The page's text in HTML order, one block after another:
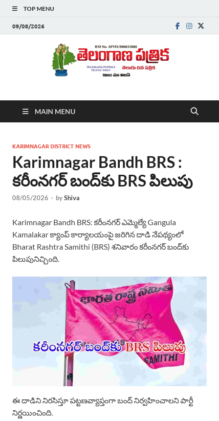
TOP MENU
09/08/2026
Telanganapatrika
,Latest Telangana News, Rajanna Sircilla News, Telangana
Breaking News, Telugu Newspaper Online, Today Telugu News,
తెలుగు వార్తలు , బ్రేకింగ్ న్యూస్ తెలుగులో , తెలంగాణ లో తాజా అప్‌డేట్స్ ,
తెలుగు న్యూస్ పేపర్
MAIN MENU
KARIMNAGAR DISTRICT NEWS
Karimnagar Bandh BRS :
కరీంనగర్ బంద్‌కు BRS పిలుపు
08/05/2026 - byShiva
Karimnagar Bandh BRS: కరీంనగర్ ఎమ్మెల్యే Gangula
Kamalakar క్యాంప్ కార్యాలయంపై జరిగిన దాడి నేపథ్యంలో
Bharat Rashtra Samithi (BRS) శనివారం కరీంనగర్ బంద్‌కు
పిలుపునిచ్చింది.
ఈ దాడిని నిరసిస్తూ పట్టణవ్యాప్తంగా బంద్ నిర్వహించాలని పార్టీ
నిర్ణయించింది.